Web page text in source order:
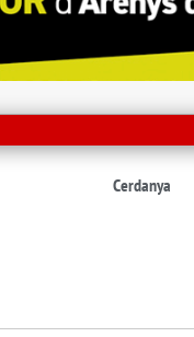
Cerdanya